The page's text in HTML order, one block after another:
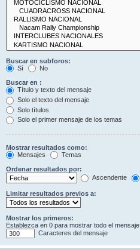
Buscar en subforos:
Sí
No
Buscar en :
Título y texto del mensaje
Solo el texto del mensaje
Solo títulos
Solo el primer mensaje de los temas
Mostrar resultados como:
Mensajes
Temas
Ordenar resultados por:
Ascendente
Limitar resultados previos a:
Mostrar los primeros:
Establezca en 0 para mostrar todo el mensaje.
Caracteres del mensaje